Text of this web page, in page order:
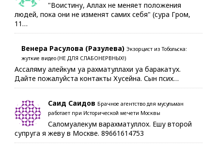
"Воистину, Аллах не меняет положения
людей, пока они не изменят самих себя" (сура Гром,
11…
Венера Расулова (Разулева) Экзорцист из Тобольска:
жуткие видео (НЕ ДЛЯ СЛАБОНЕРВНЫХ!)
Ассаляму алейкум уа рахматуллахи уа баракатух.
Дайте пожалуйста контакты Хусейна. Сын псих…
Саид Саидов Брачное агентство для мусульман
работает при Исторической мечети Москвы
Саломуалекум варахматуллох. Ешу второй
супруга я жеву в Москве. 89661614753